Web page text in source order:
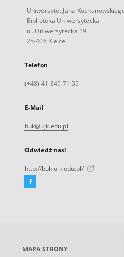
Uniwersytet Jana
Biblioteka Uniwersytecka
ul. Uniwersytecka 19
25-406 Kielce
Telefon
(+48) 41 349 71 55
E-Mail
buk@ujk.edu.pl
Odwiedź nas!
http://buk.ujk.edu.pl/
Facebook
karcie
MAPA STRONY